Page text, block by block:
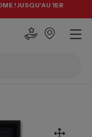
! JUSQU'AU 1ER